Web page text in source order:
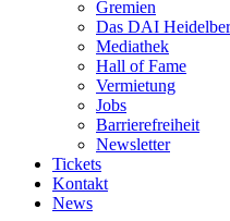
Gremien
Das DAI
Mediathek
Hall of Fame
Vermietung
Jobs
Barrierefreiheit
Newsletter
Tickets
Kontakt
News